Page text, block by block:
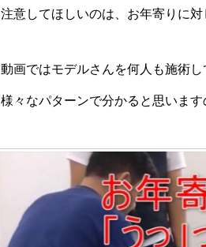
注意してほしいのは、お年寄りに
動画ではモデルさんを何人も施術し
様々なパターンで分かると思いま